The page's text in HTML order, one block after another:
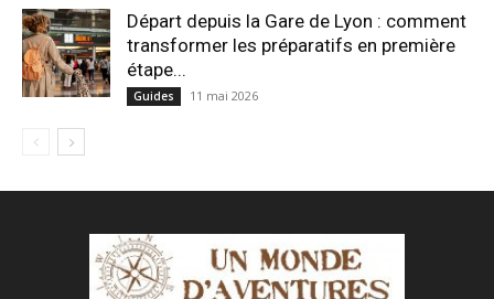
Départ depuis la Gare de Lyon : comment
transformer les préparatifs en pre⁠mière
étape...
Guides 11 mai 2026